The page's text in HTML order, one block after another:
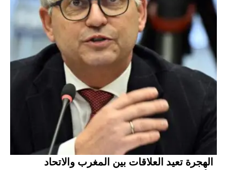
الهجرة تعيد العلاقات بين المغرب والاتحاد